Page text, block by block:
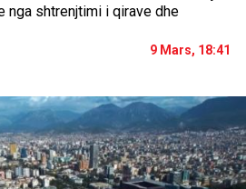
nga shtrenjtimi i qirave dhe
9 Mars, 18:41